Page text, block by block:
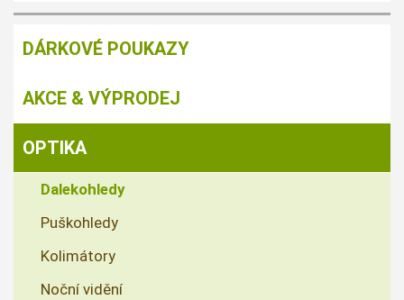
DÁRKOVÉ POUKAZY
AKCE & VÝPRODEJ
OPTIKA
Dalekohledy
Puškohledy
Kolimátory
Noční vidění